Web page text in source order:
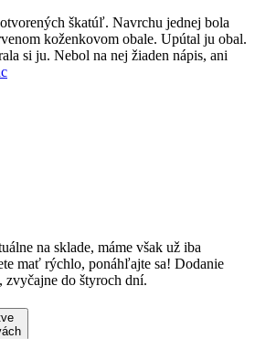
škatúľ. Navrchu jednej bola
koženkovom obale. Upútal ju obal.
si ju. Nebol na nej žiaden nápis, ani
na sklade, máme však už iba
mať rýchlo, ponáhľajte sa! Dodanie
do štyroch dní.